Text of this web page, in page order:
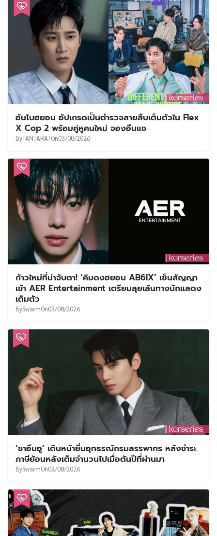
อันโบฮยอน อัปเกรดเป็นตำรวจสายสืบเต็มตัวใน Flex
X Cop 2 พร้อมคู่หูคนใหม่ จองอึนแช
ByTANTARATOn03/08/2026
ก้าวใหม่ที่น่าจับตา! ‘คิมดงฮยอน AB6IX’ เซ็นสัญญา
เข้า AER Entertainment เตรียมลุยเส้นทางนักแสดง
เต็มตัว
BySwarmOn03/08/2026
‘ชาอึนอู’ เดินหน้ายื่นอุทธรณ์กรมสรรพากร หลังชำระ
ภาษีย้อนหลังเต็มจำนวนไปเมื่อต้นปีที่ผ่านมา
BySwarmOn02/08/2026